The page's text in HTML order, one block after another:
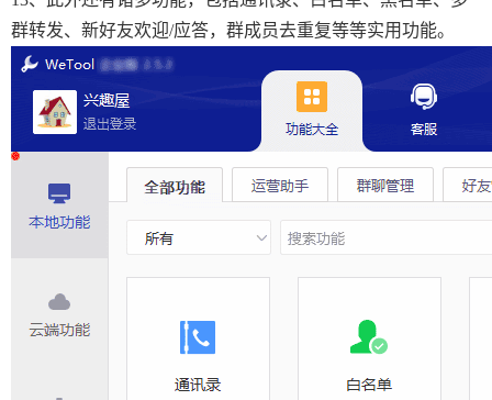
群转发、新好友欢迎/应答，群成员去重复等等实用功能。